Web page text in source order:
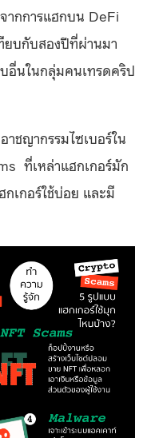
ากการแฮกบน DeFi
ยบกับสองปีที่ผ่านมา
อื่นในกลุ่มคนเทรดคริป
ชญากรรมไซเบอร์ใน
ที่เหล่าแฮกเกอร์มัก
เกอร์ใช้บ่อย และมี